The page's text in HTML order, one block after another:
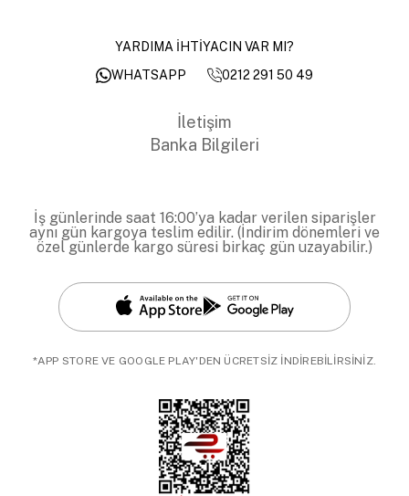
YARDIMA İHTİYACIN VAR MI?
WHATSAPP
0212 291 50 49
İletişim
Banka Bilgileri
İş günlerinde saat 16:00’ya kadar verilen siparişler
aynı gün kargoya teslim edilir. (İndirim dönemleri ve
özel günlerde kargo süresi birkaç gün uzayabilir.)
*APP STORE VE GOOGLE PLAY'DEN ÜCRETSİZ İNDİREBİLİRSİNİZ.